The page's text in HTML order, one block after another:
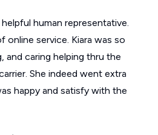
human representative.
online service. Kiara was so
and caring helping thru the
She indeed went extra
happy and satisfy with the